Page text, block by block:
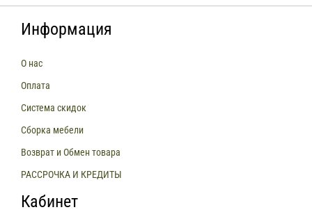
Информация
О нас
Оплата
Система скидок
Сборка мебели
Возврат и Обмен товара
РАССРОЧКА И КРЕДИТЫ
Кабинет